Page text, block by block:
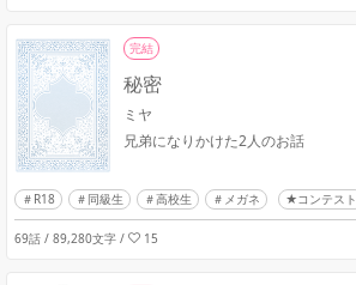
完結
秘密
ミヤ
兄弟になりかけた2人のお話
R18 同級生 高校生 メガネ ★コンテスト
69話 / 89,280文字 / 15